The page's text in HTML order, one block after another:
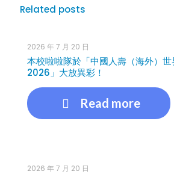
Related posts
2026 年 7 月 20 日
本校啦啦隊於「中國人壽（海外）
2026」大放異彩！
Read more
2026 年 7 月 20 日